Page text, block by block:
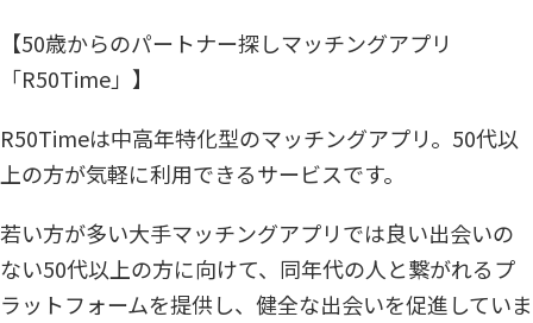
【50歳からのパートナー探しマッチングアプリ
「R50Time」】
R50Timeは中高年特化型のマッチングアプリ。50代以
上の方が気軽に利用できるサービスです。
若い方が多い大手マッチングアプリでは良い出会いの
ない50代以上の方に向けて、同年代の人と繋がれるプ
ラットフォームを提供し、健全な出会いを促進していま